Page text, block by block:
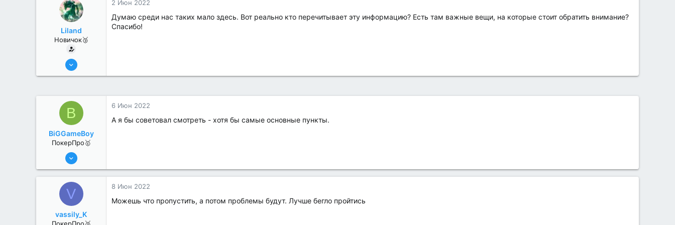
Liland
Новичок🥉
30 Июн 2022
2 Июн 2022
Думаю среди нас таких мало здесь. Вот реально кто перечитывает эту информацию? Есть там важные вещи, на которые стоит обратить внимание?
Спасибо!
B
BiGGameBoy
ПокерПро🥇
6 Июн 2022
6
6 Июн 2022
А я бы советовал смотреть - хотя бы самые основные пункты.
V
vassily_K
8 Июн 2022
Можешь что пропустить, а потом проблемы будут. Лучше бегло пройтись